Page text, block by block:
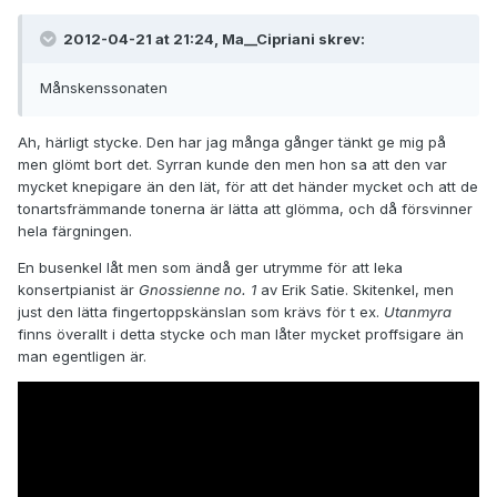
2012-04-21 at 21:24, Ma__Cipriani skrev:
Månskenssonaten
Ah, härligt stycke. Den har jag många gånger tänkt ge mig på
men glömt bort det. Syrran kunde den men hon sa att den var
mycket knepigare än den lät, för att det händer mycket och att de
tonartsfrämmande tonerna är lätta att glömma, och då försvinner
hela färgningen.
En busenkel låt men som ändå ger utrymme för att leka
konsertpianist är Gnossienne no. 1 av Erik Satie. Skitenkel, men
just den lätta fingertoppskänslan som krävs för t ex. Utanmyra
finns överallt i detta stycke och man låter mycket proffsigare än
man egentligen är.